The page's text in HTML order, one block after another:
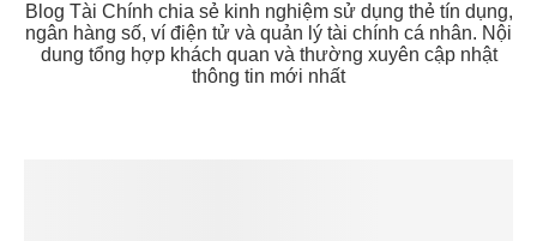
Blog Tài Chính chia sẻ kinh nghiệm sử dụng thẻ tín dụng,
ngân hàng số, ví điện tử và quản lý tài chính cá nhân. Nội
dung tổng hợp khách quan và thường xuyên cập nhật
thông tin mới nhất